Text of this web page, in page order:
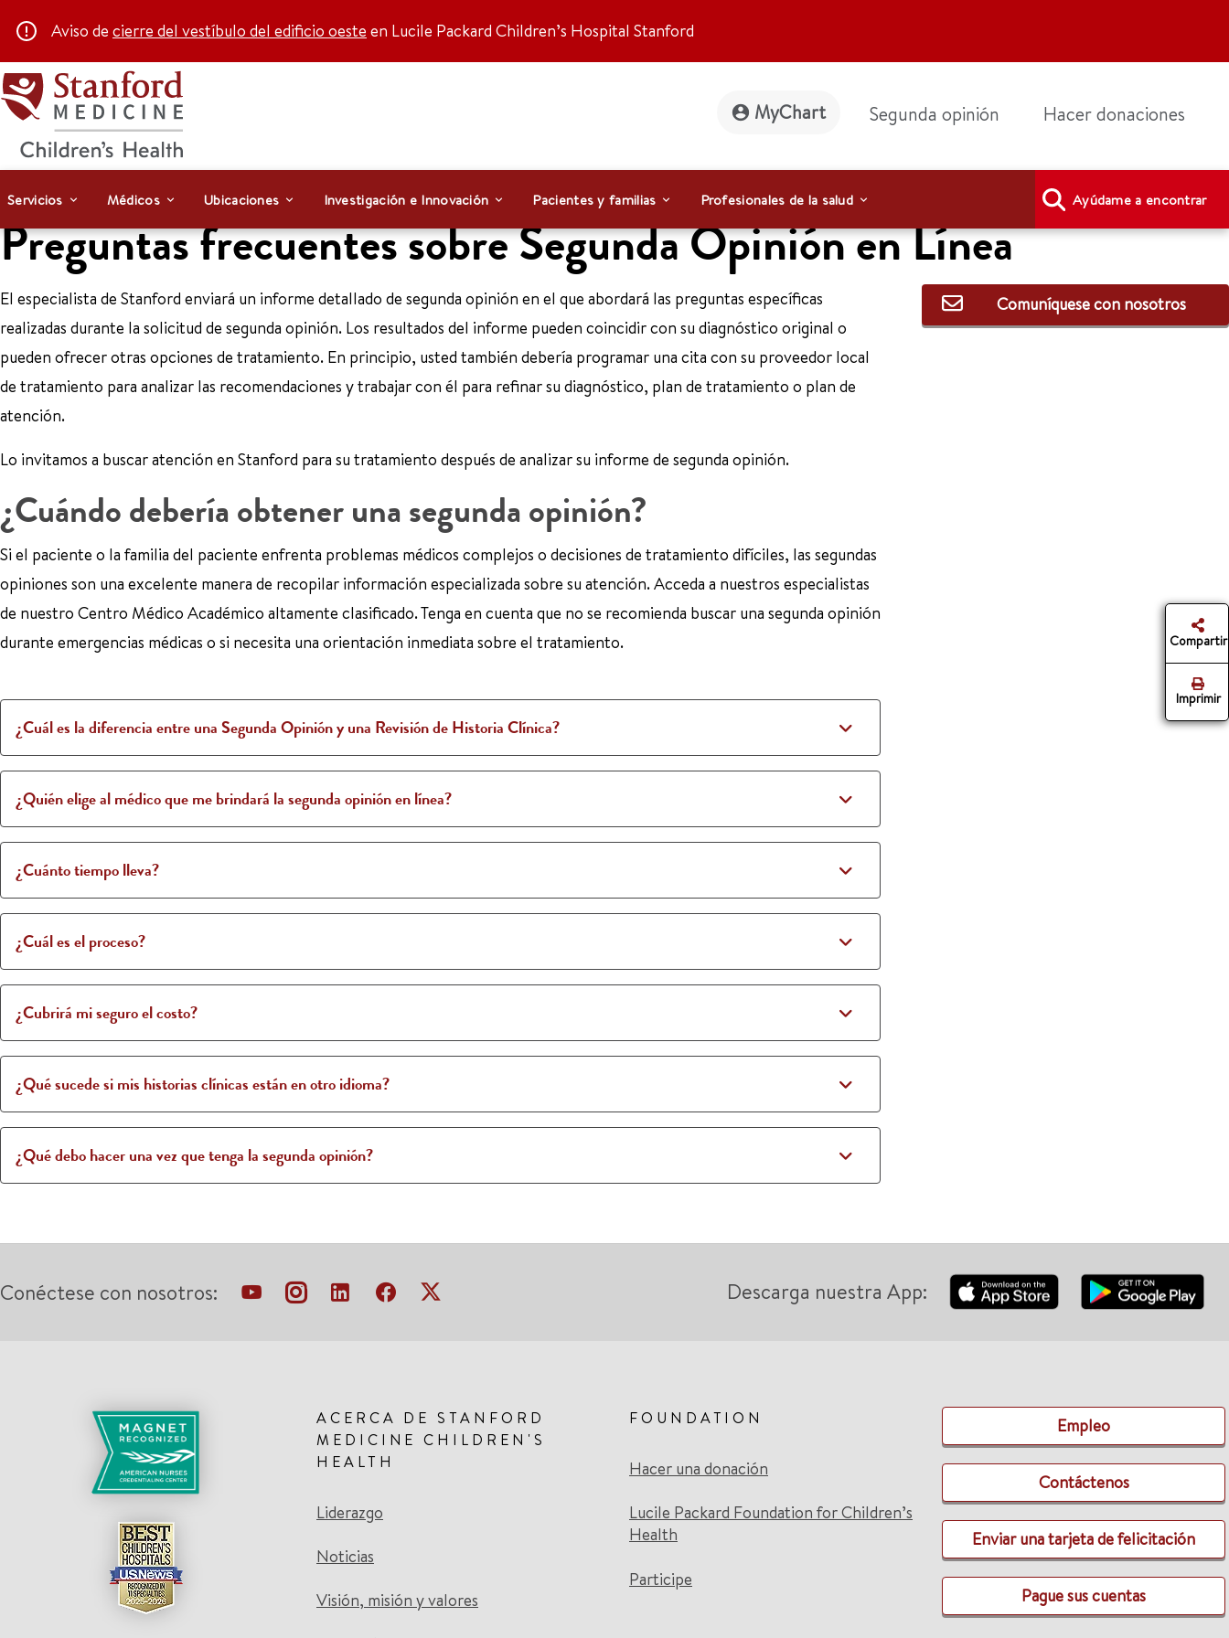
Aviso de cierre del vestíbulo del edificio oeste en Lucile Packard Children’s Hospital Stanford
MyChart Segunda opinión Hacer donaciones
Servicios Médicos Ubicaciones Investigación e Innovación Pacientes y familias Profesionales de la salud Ayúdame a encontrar
Preguntas frecuentes sobre Segunda Opinión en Línea
El especialista de Stanford enviará un informe detallado de segunda opinión en el que abordará las preguntas específicas
realizadas durante la solicitud de segunda opinión. Los resultados del informe pueden coincidir con su diagnóstico original o
pueden ofrecer otras opciones de tratamiento. En principio, usted también debería programar una cita con su proveedor local
de tratamiento para analizar las recomendaciones y trabajar con él para refinar su diagnóstico, plan de tratamiento o plan de
atención.
Lo invitamos a buscar atención en Stanford para su tratamiento después de analizar su informe de segunda opinión.
¿Cuándo debería obtener una segunda opinión?
Si el paciente o la familia del paciente enfrenta problemas médicos complejos o decisiones de tratamiento difíciles, las segundas
opiniones son una excelente manera de recopilar información especializada sobre su atención. Acceda a nuestros especialistas
de nuestro Centro Médico Académico altamente clasificado. Tenga en cuenta que no se recomienda buscar una segunda opinión
durante emergencias médicas o si necesita una orientación inmediata sobre el tratamiento.
¿Cuál es la diferencia entre una Segunda Opinión y una Revisión de Historia Clínica?
¿Quién elige al médico que me brindará la segunda opinión en línea?
¿Cuánto tiempo lleva?
¿Cuál es el proceso?
¿Cubrirá mi seguro el costo?
¿Qué sucede si mis historias clínicas están en otro idioma?
¿Qué debo hacer una vez que tenga la segunda opinión?
Comuníquese con nosotros
Compartir
Imprimir
Conéctese con nosotros: Descarga nuestra App:
ACERCA DE STANFORD
MEDICINE CHILDREN'S
HEALTH
Liderazgo
Noticias
Visión, misión y valores
FOUNDATION
Hacer una donación
Lucile Packard Foundation for Children’s
Health
Participe
Empleo
Contáctenos
Enviar una tarjeta de felicitación
Pague sus cuentas